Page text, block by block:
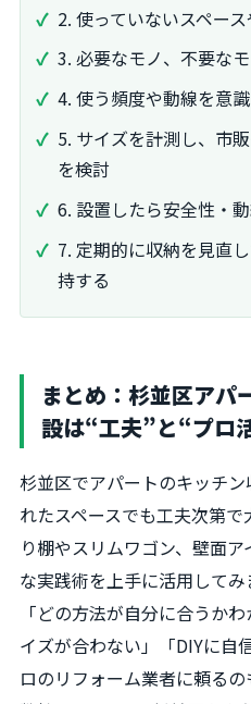
2. 使っていないスペー
3. 必要なモノ、不要な
4. 使う頻度や動線を意
5. サイズを計測し、市
を検討
6. 設置したら安全性・
7. 定期的に収納を見直
持する
まとめ：杉並区アパ
設は“工夫”と“プロ
杉並区でアパートのキッチ
れたスペースでも工夫次第
り棚やスリムワゴン、壁面
な実践術を上手に活用してみ
「どの方法が自分に合うか
イズが合わない」「DIYに自
ロのリフォーム業者に頼るの